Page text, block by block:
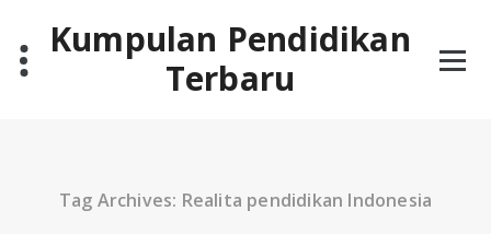
contentKumpulan Pendidikan
Terbaru
Tag Archives: Realita pendidikan Indonesia